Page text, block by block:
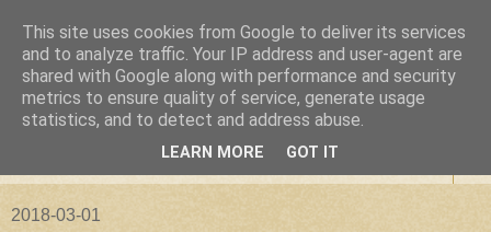
La forêt de Briqueloup
"Nous deviendrons des histoires pour nos enfants"
2018-03-01
This site uses cookies from Google to deliver its services
and to analyze traffic. Your IP address and user-agent are
shared with Google along with performance and security
metrics to ensure quality of service, generate usage
statistics, and to detect and address abuse.
LEARN MORE GOT IT